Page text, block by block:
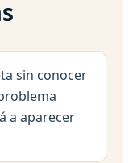
sin conocer
a aparecer